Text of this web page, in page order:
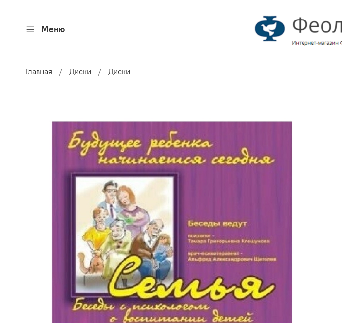
Меню
Главная Диски Диски